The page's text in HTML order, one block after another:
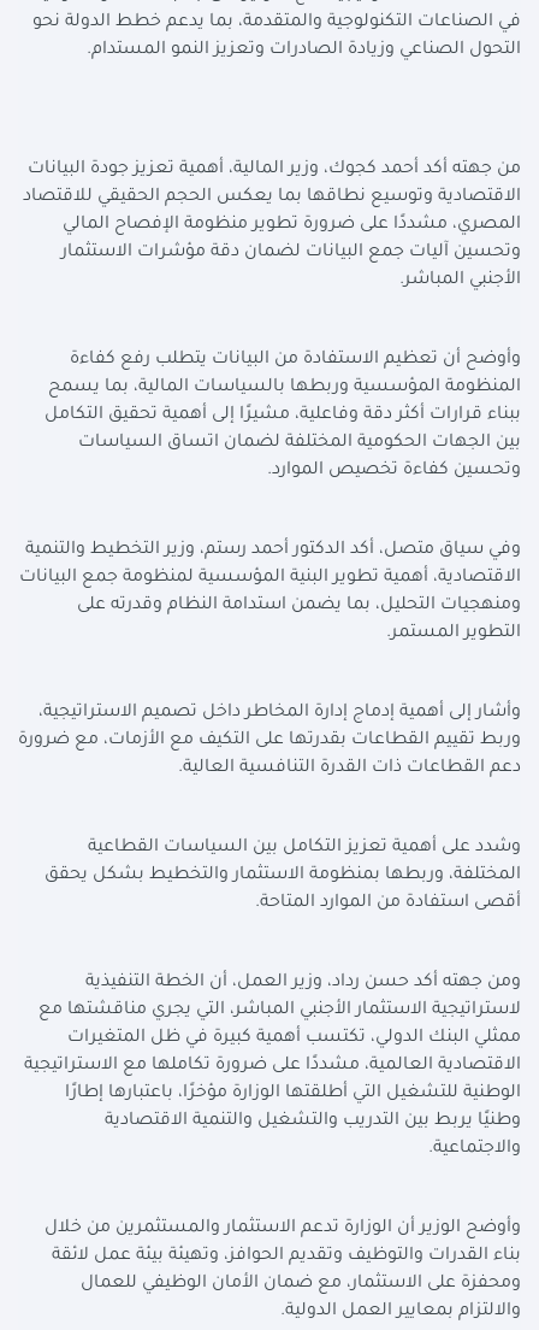
في الصناعات التكنولوجية والمتقدمة، بما يدعم خطط الدولة نحو
التحول الصناعي وزيادة الصادرات وتعزيز النمو المستدام.
من جهته أكد أحمد كجوك، وزير المالية، أهمية تعزيز جودة البيانات
الاقتصادية وتوسيع نطاقها بما يعكس الحجم الحقيقي للاقتصاد
المصري، مشددًا على ضرورة تطوير منظومة الإفصاح المالي
وتحسين آليات جمع البيانات لضمان دقة مؤشرات الاستثمار
الأجنبي المباشر.
وأوضح أن تعظيم الاستفادة من البيانات يتطلب رفع كفاءة
المنظومة المؤسسية وربطها بالسياسات المالية، بما يسمح
ببناء قرارات أكثر دقة وفاعلية، مشيرًا إلى أهمية تحقيق التكامل
بين الجهات الحكومية المختلفة لضمان اتساق السياسات
وتحسين كفاءة تخصيص الموارد.
وفي سياق متصل، أكد الدكتور أحمد رستم، وزير التخطيط والتنمية
الاقتصادية، أهمية تطوير البنية المؤسسية لمنظومة جمع البيانات
ومنهجيات التحليل، بما يضمن استدامة النظام وقدرته على
التطوير المستمر.
وأشار إلى أهمية إدماج إدارة المخاطر داخل تصميم الاستراتيجية،
وربط تقييم القطاعات بقدرتها على التكيف مع الأزمات، مع ضرورة
دعم القطاعات ذات القدرة التنافسية العالية.
وشدد على أهمية تعزيز التكامل بين السياسات القطاعية
المختلفة، وربطها بمنظومة الاستثمار والتخطيط بشكل يحقق
أقصى استفادة من الموارد المتاحة.
ومن جهته أكد حسن رداد، وزير العمل، أن الخطة التنفيذية
لاستراتيجية الاستثمار الأجنبي المباشر، التي يجري مناقشتها مع
ممثلي البنك الدولي، تكتسب أهمية كبيرة في ظل المتغيرات
الاقتصادية العالمية، مشددًا على ضرورة تكاملها مع الاستراتيجية
الوطنية للتشغيل التي أطلقتها الوزارة مؤخرًا، باعتبارها إطارًا
وطنيًا يربط بين التدريب والتشغيل والتنمية الاقتصادية
والاجتماعية.
وأوضح الوزير أن الوزارة تدعم الاستثمار والمستثمرين من خلال
بناء القدرات والتوظيف وتقديم الحوافز، وتهيئة بيئة عمل لائقة
ومحفزة على الاستثمار، مع ضمان الأمان الوظيفي للعمال
والالتزام بمعايير العمل الدولية.